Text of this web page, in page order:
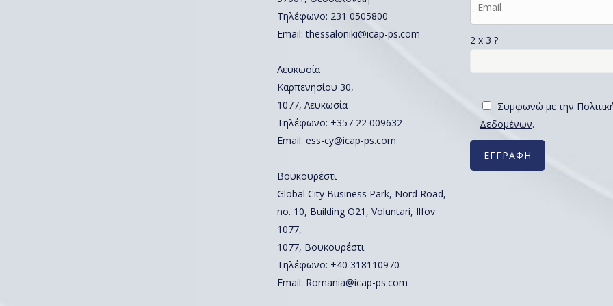
Τηλέφωνο: 231 0505800
Email:thessaloniki@icap-ps.com
Λευκωσία
Καρπενησίου 30,
1077, Λευκωσία
Τηλέφωνο: +357 22 009632
Email: ess-cy@icap-ps.com
Βουκουρέστι
Global City Business Park, Nord Road,
no. 10, Building O21, Voluntari, Ilfov
1077,
1077, Βουκουρέστι
Τηλέφωνο: +40 318110970
Email: Romania@icap-ps.com
2 x 3 ?
Συμφωνώ με την
Δεδομένων.